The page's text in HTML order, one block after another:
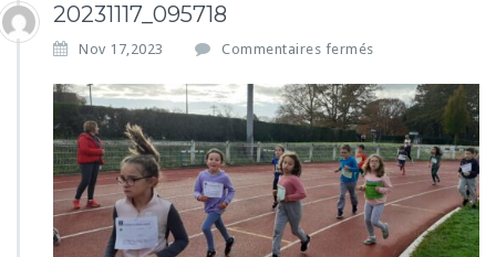
20231117_095718
Nov 17,2023 Commentaires fermés
r
2
0
2
3
1
1
1